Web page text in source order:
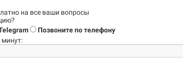
на все ваши вопросы
Позвоните по телефону